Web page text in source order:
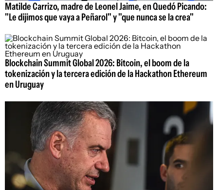
Matilde Carrizo, madre de Leonel Jaime, en Quedó Picando:
"Le dijimos que vaya a Peñarol" y "que nunca se la crea"
Blockchain Summit Global 2026: Bitcoin, el boom de la
tokenización y la tercera edición de la Hackathon Ethereum
en Uruguay